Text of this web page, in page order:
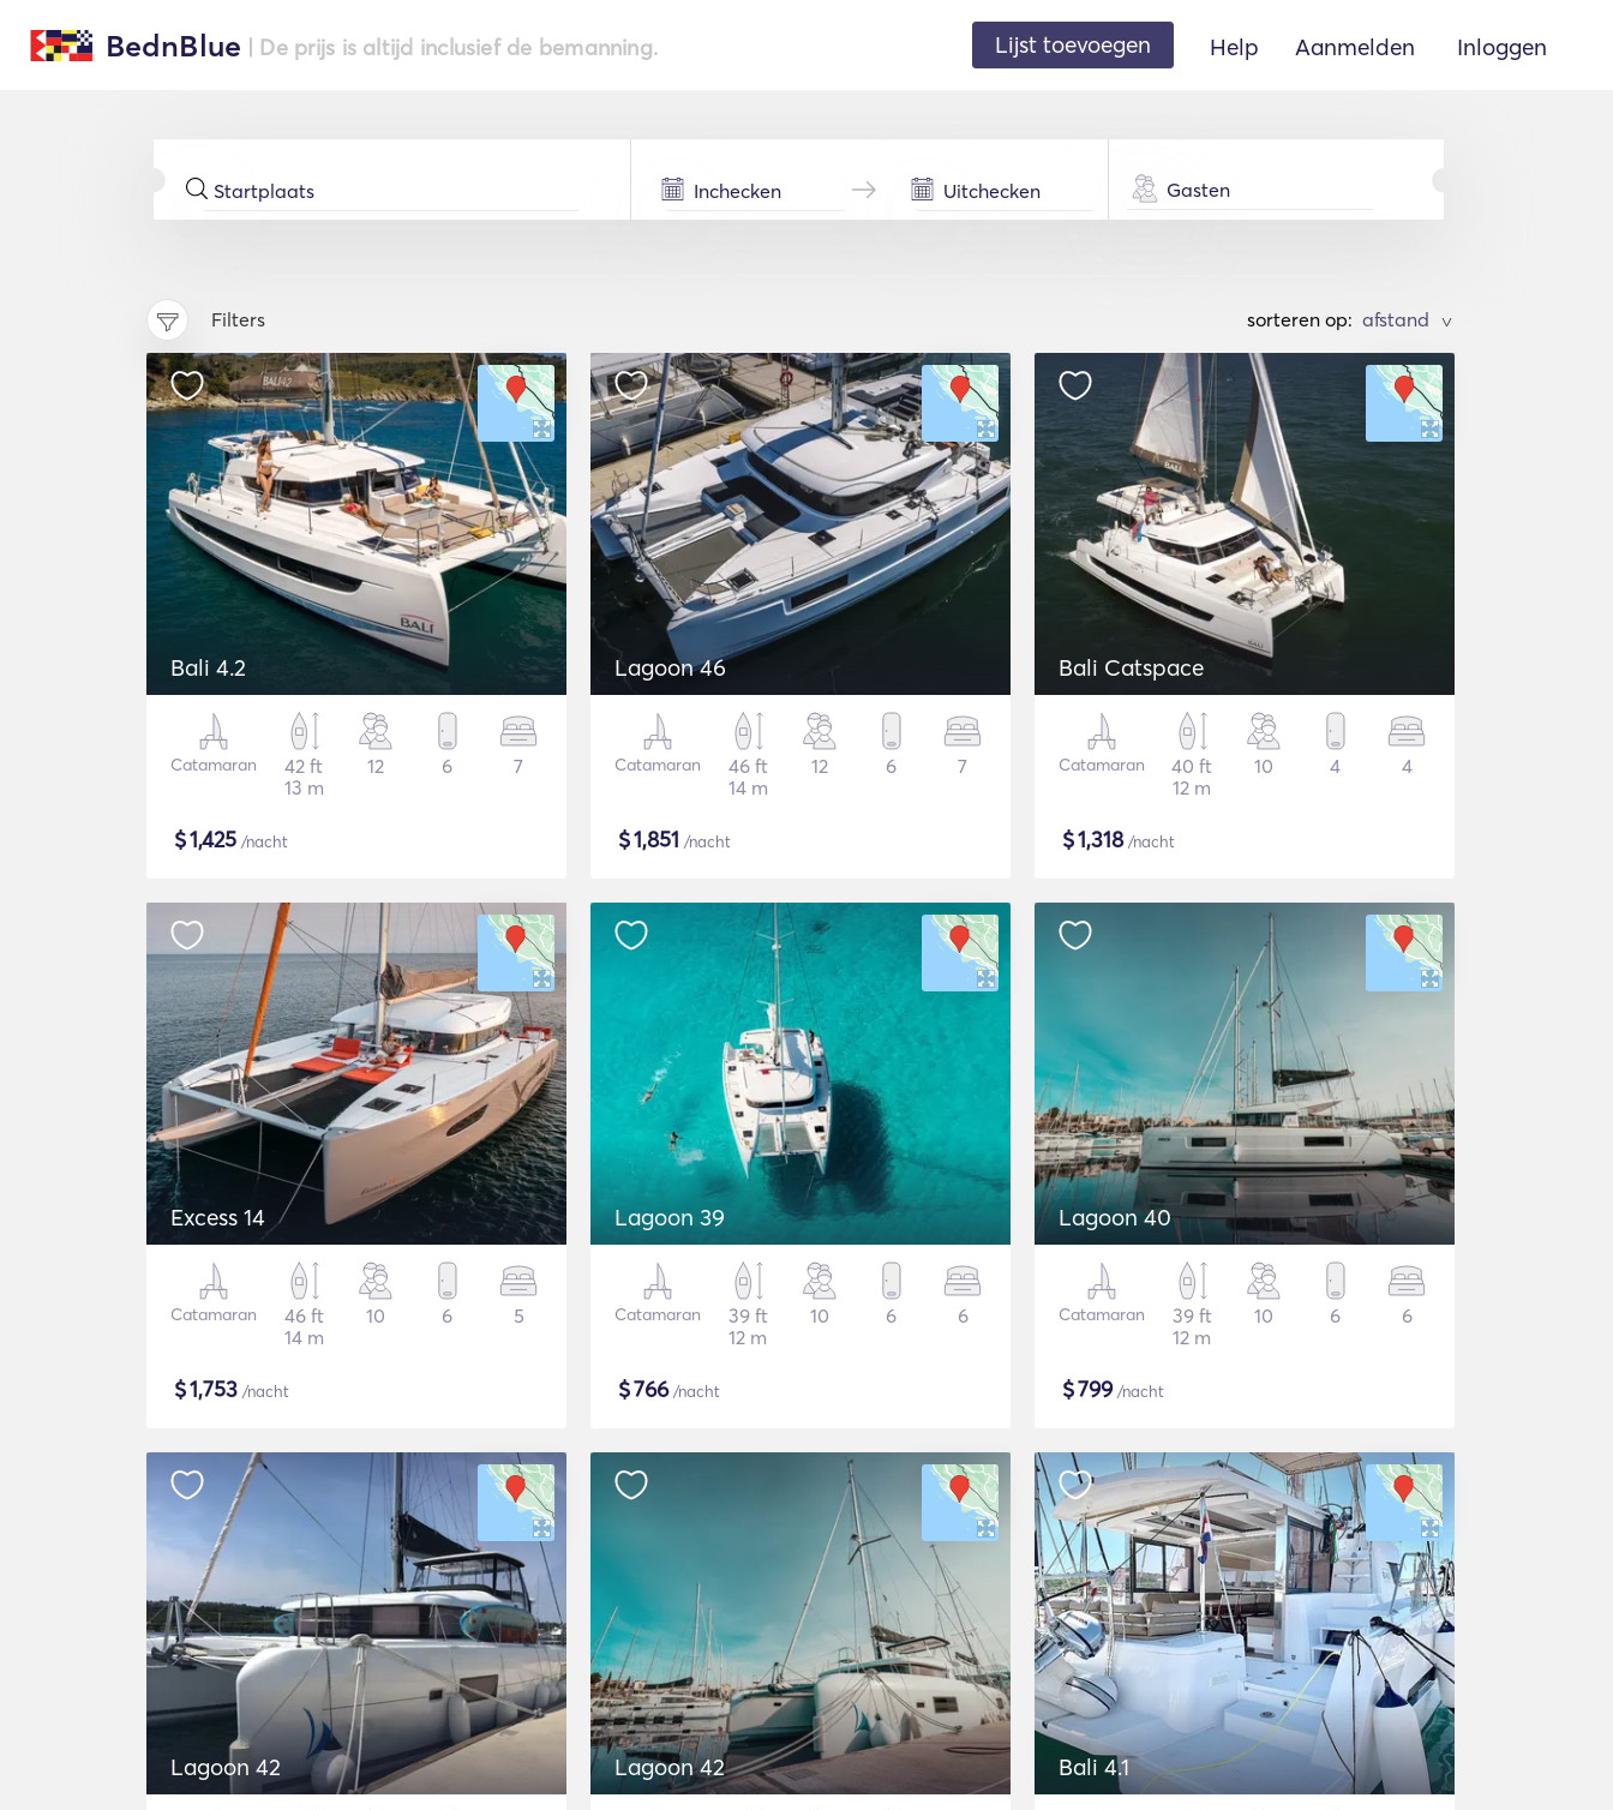
BednBlue | De prijs is altijd inclusief de bemanning. Lijst toevoegen Help Aanmelden Inloggen
Gasten
Filters sorteren op: >
Bali 4.2
Catamaran
42 ft
13 m
12 6 7
$1,425 /nacht
Lagoon 46
Catamaran
46 ft
14 m
12 6 7
$1,851 /nacht
Bali Catspace
Catamaran
40 ft
12 m
10 4 4
$1,318/nacht
Excess 14
Catamaran
46 ft
14 m
10 6 5
$1,753 /nacht
Lagoon 39
Catamaran
39 ft
12 m
10 6 6
$766/nacht
Lagoon 40
Catamaran
39 ft
12 m
10 6 6
$799/nacht
Lagoon 42 Lagoon 42 Bali 4.1